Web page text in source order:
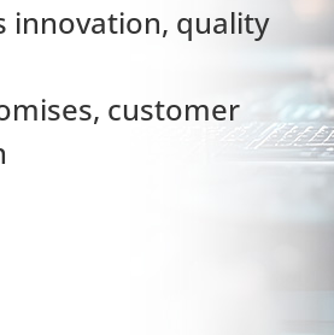
innovation, quality
customer